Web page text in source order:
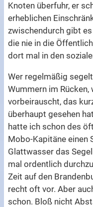
Knoten überfuhr, er
erheblichen
zwischendurch gibt
die nie in die
dort mal in den
Wer regelmäßig
Wummern im
vorbeirauscht, das
überhaupt gesehen
hatte ich schon des
Mobo-Kapitäne einen
Glattwasser das
mal ordentlich
Zeit auf den
recht oft vor. Aber
schon. Bloß nicht